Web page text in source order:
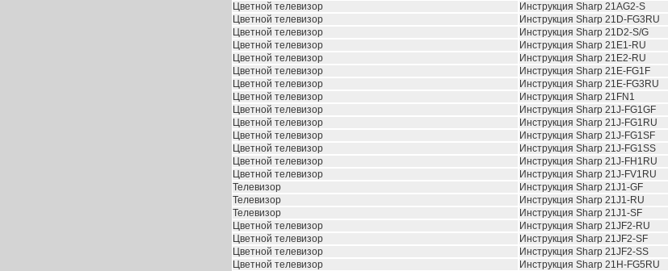
Цветной телевизор
Инструкция Sharp 21AG2-S
Цветной телевизор
Инструкция Sharp 21D-FG3RU
Цветной телевизор
Инструкция Sharp 21D2-S/G
Цветной телевизор
Инструкция Sharp 21E1-RU
Цветной телевизор
Инструкция Sharp 21E2-RU
Цветной телевизор
Инструкция Sharp 21E-FG1F
Цветной телевизор
Инструкция Sharp 21E-FG3RU
Цветной телевизор
Инструкция Sharp 21FN1
Цветной телевизор
Инструкция Sharp 21J-FG1GF
Цветной телевизор
Инструкция Sharp 21J-FG1RU
Цветной телевизор
Инструкция Sharp 21J-FG1SF
Цветной телевизор
Инструкция Sharp 21J-FG1SS
Цветной телевизор
Инструкция Sharp 21J-FH1RU
Цветной телевизор
Инструкция Sharp 21J-FV1RU
Телевизор
Инструкция Sharp 21J1-GF
Телевизор
Инструкция Sharp 21J1-RU
Телевизор
Инструкция Sharp 21J1-SF
Цветной телевизор
Инструкция Sharp 21JF2-RU
Цветной телевизор
Инструкция Sharp 21JF2-SF
Цветной телевизор
Инструкция Sharp 21JF2-SS
Цветной телевизор
Инструкция Sharp 21H-FG5RU